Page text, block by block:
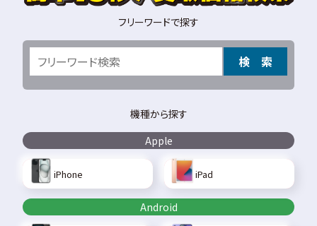
フリーワードで探す
検 索
機種から探す
Apple
iPhone iPad
Android